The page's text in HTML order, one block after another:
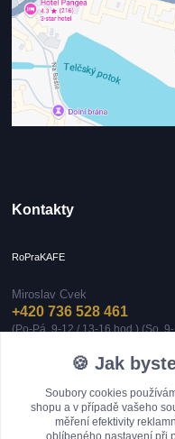
Kontakty
RoPraKAFE
Miroslav Cvek
+420 736 528 461
(Po-Pá, 9-12 / 13-16 hod.) (So,
info@roprakafe.cz
🍪 Jak
Soubory cookies
shopu a v případě vašeho
měření efektivity
oblíbeného nastavení při